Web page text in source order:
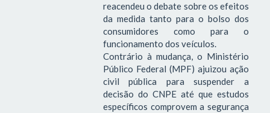
reacendeu o debate sobre os efeitos
da medida tanto para o bolso dos
consumidores como para o
funcionamento dos veículos.
Contrário à mudança, o Ministério
Público Federal (MPF) ajuizou ação
civil pública para suspender a
decisão do CNPE até que estudos
específicos comprovem a segurança